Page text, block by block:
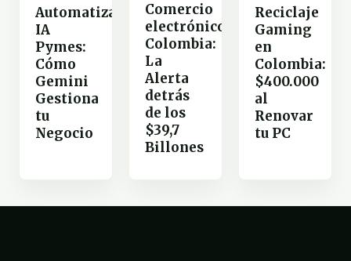
Automatización
IA
Pymes:
Cómo
Gemini
Gestiona
tu
Negocio
Comercio
electrónico
Colombia:
La
Alerta
detrás
de los
$39,7
Billones
Reciclaje
Gaming
en
Colombia:
$400.000
al
Renovar
tu PC